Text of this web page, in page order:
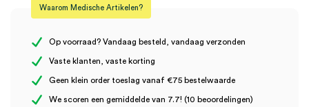
Steriel onsteriel
Er zijn nog geen beoordelingen.
liter (1)” te beoordelen
Waarom Medische Artikelen?
Op voorraad? Vandaag besteld, vandaag verzonden
Vaste klanten, vaste korting
Geen klein order toeslag vanaf €75 bestelwaarde
We scoren een gemiddelde van 7.7! (10 beoordelingen)